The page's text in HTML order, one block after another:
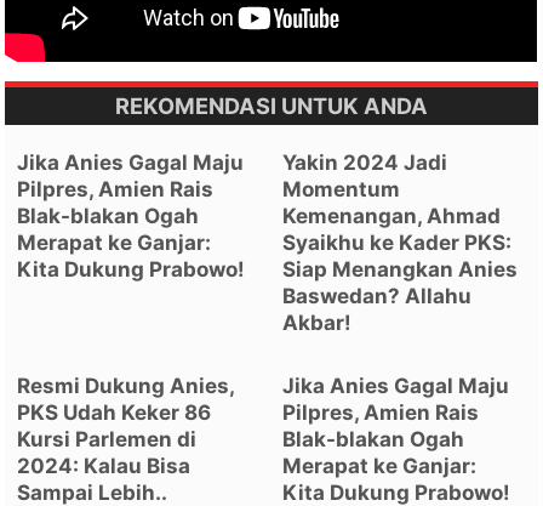
REKOMENDASI UNTUK ANDA
Jika Anies Gagal Maju
Pilpres, Amien Rais
Blak-blakan Ogah
Merapat ke Ganjar:
Kita Dukung Prabowo!
Yakin 2024 Jadi
Momentum
Kemenangan, Ahmad
Syaikhu ke Kader PKS:
Siap Menangkan Anies
Baswedan? Allahu
Akbar!
Resmi Dukung Anies,
PKS Udah Keker 86
Kursi Parlemen di
2024: Kalau Bisa
Sampai Lebih..
Jika Anies Gagal Maju
Pilpres, Amien Rais
Blak-blakan Ogah
Merapat ke Ganjar:
Kita Dukung Prabowo!